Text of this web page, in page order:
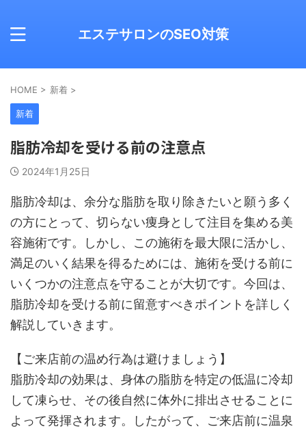
エステサロンのSEO対策
HOME > 新着 >
新着
脂肪冷却を受ける前の注意点
2024年1月25日
脂肪冷却は、余分な脂肪を取り除きたいと願う多く
の方にとって、切らない痩身として注目を集める美
容施術です。しかし、この施術を最大限に活かし、
満足のいく結果を得るためには、施術を受ける前に
いくつかの注意点を守ることが大切です。今回は、
脂肪冷却を受ける前に留意すべきポイントを詳しく
解説していきます。
【ご来店前の温め行為は避けましょう】
脂肪冷却の効果は、身体の脂肪を特定の低温に冷却
して凍らせ、その後自然に体外に排出させることに
よって発揮されます。したがって、ご来店前に温泉